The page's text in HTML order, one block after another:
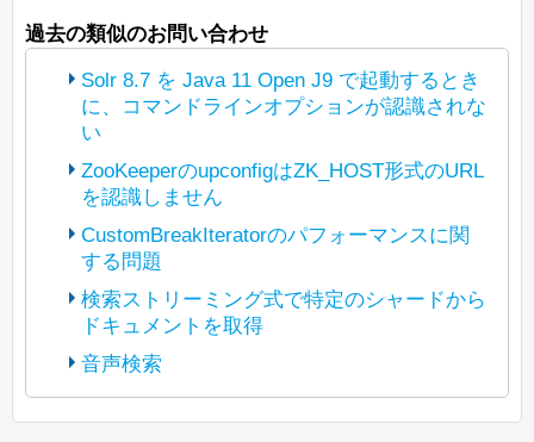
過去の類似のお問い合わせ
Solr 8.7 を Java 11 Open J9 で起動するとき
に、コマンドラインオプションが認識されな
い
(The bot translated the original post
https://lists.apache.org/thread/p3t5jbhwz
y7xgyv1rlyzcqyl5d4295b5
into Japanese and reposted it under
Apache License 2.0. The copyright of
posted content is held by the original
poster.)
こんにちは、
ZooKeeperのupconfigはZK_HOST形式のURL
を認識しません
(The bot translated the original post
https://lists.apache.org/thread/tfpn1tlgosx
67n5omzpkmrdzvsbr02bd
into Japanese and reposted it under
Apache License 2.0. The copyright of
posted content is held by the original
poster.)
CustomBreakIteratorのパフォーマンスに関
する問題
(The bot translated the original post
https://lists.apache.org/thread/4kryrpfp9b
dl3dbyb77vnmlfdlcg0dcd
into Japanese and reposted it under
検索ストリーミング式で特定のシャードから
ドキュメントを取得
https://lists.apache.org/thread/vdqjcy6frv
音声検索
javadocによると、